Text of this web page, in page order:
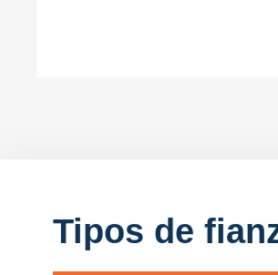
Tipos de